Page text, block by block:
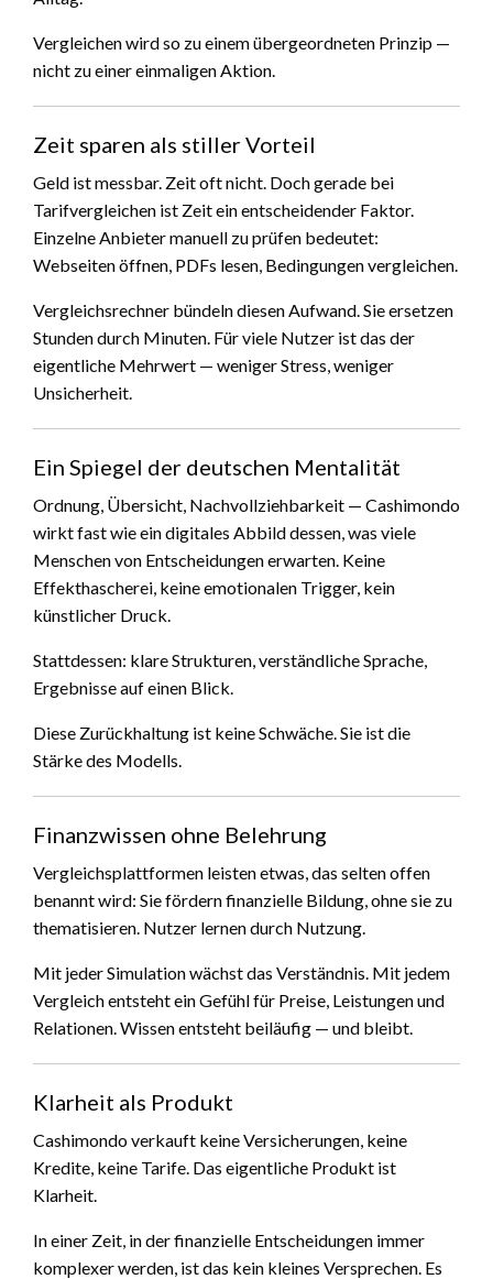
Vergleichen wird so zu einem übergeordneten Prinzip —
nicht zu einer einmaligen Aktion.
Zeit sparen als stiller Vorteil
Geld ist messbar. Zeit oft nicht. Doch gerade bei
Tarifvergleichen ist Zeit ein entscheidender Faktor.
Einzelne Anbieter manuell zu prüfen bedeutet:
Webseiten öffnen, PDFs lesen, Bedingungen vergleichen.
Vergleichsrechner bündeln diesen Aufwand. Sie ersetzen
Stunden durch Minuten. Für viele Nutzer ist das der
eigentliche Mehrwert — weniger Stress, weniger
Unsicherheit.
Ein Spiegel der deutschen Mentalität
Ordnung, Übersicht, Nachvollziehbarkeit — Cashimondo
wirkt fast wie ein digitales Abbild dessen, was viele
Menschen von Entscheidungen erwarten. Keine
Effekthascherei, keine emotionalen Trigger, kein
künstlicher Druck.
Stattdessen: klare Strukturen, verständliche Sprache,
Ergebnisse auf einen Blick.
Diese Zurückhaltung ist keine Schwäche. Sie ist die
Stärke des Modells.
Finanzwissen ohne Belehrung
Vergleichsplattformen leisten etwas, das selten offen
benannt wird: Sie fördern finanzielle Bildung, ohne sie zu
thematisieren. Nutzer lernen durch Nutzung.
Mit jeder Simulation wächst das Verständnis. Mit jedem
Vergleich entsteht ein Gefühl für Preise, Leistungen und
Relationen. Wissen entsteht beiläufig — und bleibt.
Klarheit als Produkt
Cashimondo verkauft keine Versicherungen, keine
Kredite, keine Tarife. Das eigentliche Produkt ist
Klarheit.
In einer Zeit, in der finanzielle Entscheidungen immer
komplexer werden, ist das kein kleines Versprechen. Es